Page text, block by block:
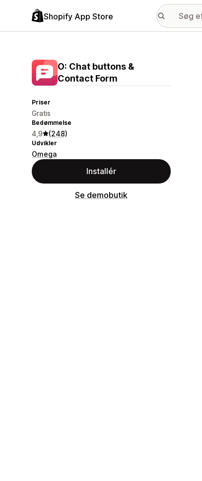
Shopify App Store
O: Chat buttons &
Contact Form
Priser
Gratis
Bedømmelse
4,9 (248)
Udvikler
Omega
Installér
Se demobutik